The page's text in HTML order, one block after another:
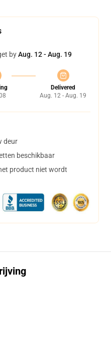
byAug. 12 - Aug. 19
Delivered
Aug. 12 - Aug. 19
deur
beschikbaar
product niet wordt